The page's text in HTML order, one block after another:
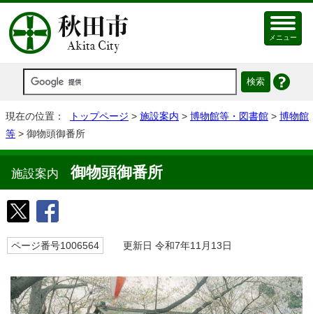
メニュー
現在の位置： トップページ > 施設案内 > 博物館等・図書館 > 博物館
等 > 御物頭御番所
施設案内 御物頭御番所
ページ番号1006564 更新日 令和7年11月13日